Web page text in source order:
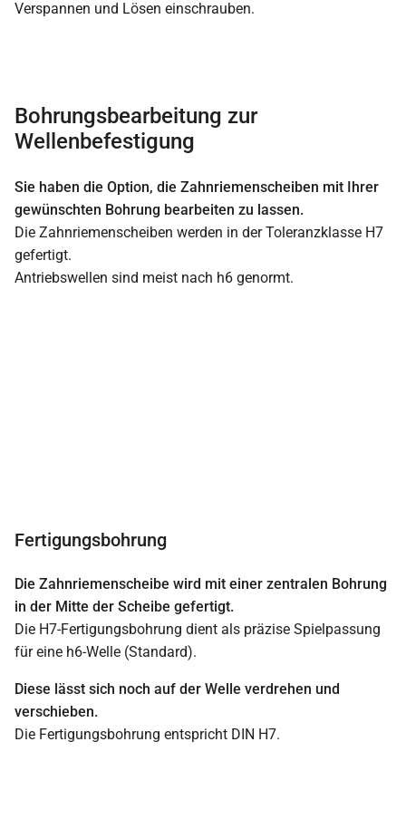
Verspannen und Lösen einschrauben.
Bohrungsbearbeitung zur
Wellenbefestigung
Sie haben die Option, die Zahnriemenscheiben mit Ihrer
gewünschten Bohrung bearbeiten zu lassen.
Die Zahnriemenscheiben werden in der Toleranzklasse H7
gefertigt.
Antriebswellen sind meist nach h6 genormt.
Fertigungsbohrung
Die Zahnriemenscheibe wird mit einer zentralen Bohrung
in der Mitte der Scheibe gefertigt.
Die H7-Fertigungsbohrung dient als präzise Spielpassung
für eine h6-Welle (Standard).
Diese lässt sich noch auf der Welle verdrehen und
verschieben.
Die Fertigungsbohrung entspricht DIN H7.